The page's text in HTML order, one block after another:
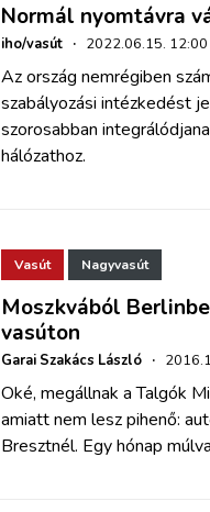
Normál nyomtávra
iho/vasút · 2022.06.15. 12:00
Az ország nemrégiben
szabályozási intézkedést
szorosabban
hálózathoz.
Vasút Nagyvasút
Moszkvából
vasúton
Garai Szakács László ·
Oké, megállnak a Talgók
amiatt nem lesz pihenő:
Bresztnél. Egy hónap